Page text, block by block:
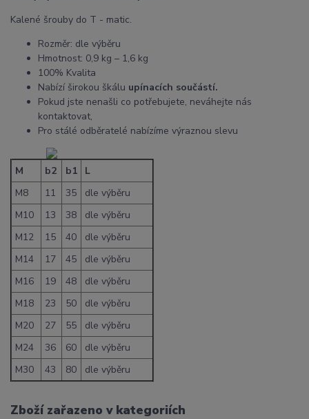
Kalené šrouby do T - matic.
Rozměr: dle výběru
Hmotnost: 0,9 kg – 1,6 kg
100% Kvalita
Nabízí širokou škálu upínacích součástí.
Pokud jste nenašli co potřebujete, neváhejte nás
kontaktovat,
Pro stálé odběratelé nabízíme výraznou slevu
M b2 b1
L
M8
11 35
dle výběru
M10
13 38
dle výběru
M12
15 40
dle výběru
M14
17 45
dle výběru
M16
19 48
dle výběru
M18
23 50
dle výběru
M20
27 55
dle výběru
M24
36 60
dle výběru
M30
43 80 dle výběru
Zboží zařazeno v kategoriích